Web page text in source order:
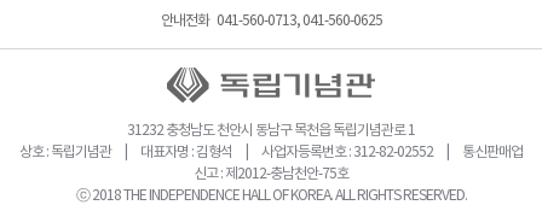
안내전화 041-560-0713, 041-560-0625
31232 충청남도 천안시 동남구 목천읍 독립기념관로 1
상호 : 독립기념관 | 대표자명 : 김형석 | 사업자등록번호 : 312-82-02552 | 통신판매업
신고 : 제2012-충남천안-75호
ⓒ 2018 THE INDEPENDENCE HALL OF KOREA. ALL RIGHTS RESERVED.